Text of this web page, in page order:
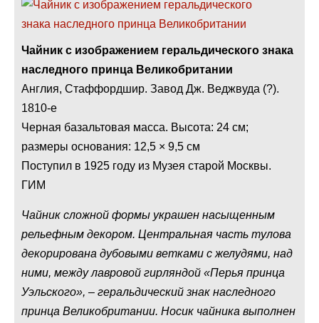
Чайник с изображением геральдического знака
наследного принца Великобритании
Англия, Стаффордшир. Завод Дж. Веджвуда (?).
1810-е
Черная базальтовая масса. Высота: 24 см;
размеры основания: 12,5 × 9,5 см
Поступил в 1925 году из Музея cтарой Москвы.
ГИМ
Чайник сложной формы украшен насыщенным
рельефным декором. Центральная часть тулова
декорирована дубовыми ветками с желудями, над
ними, между лавровой гирляндой «Перья принца
Уэльского», – геральдический знак наследного
принца Великобритании. Носик чайника выполнен